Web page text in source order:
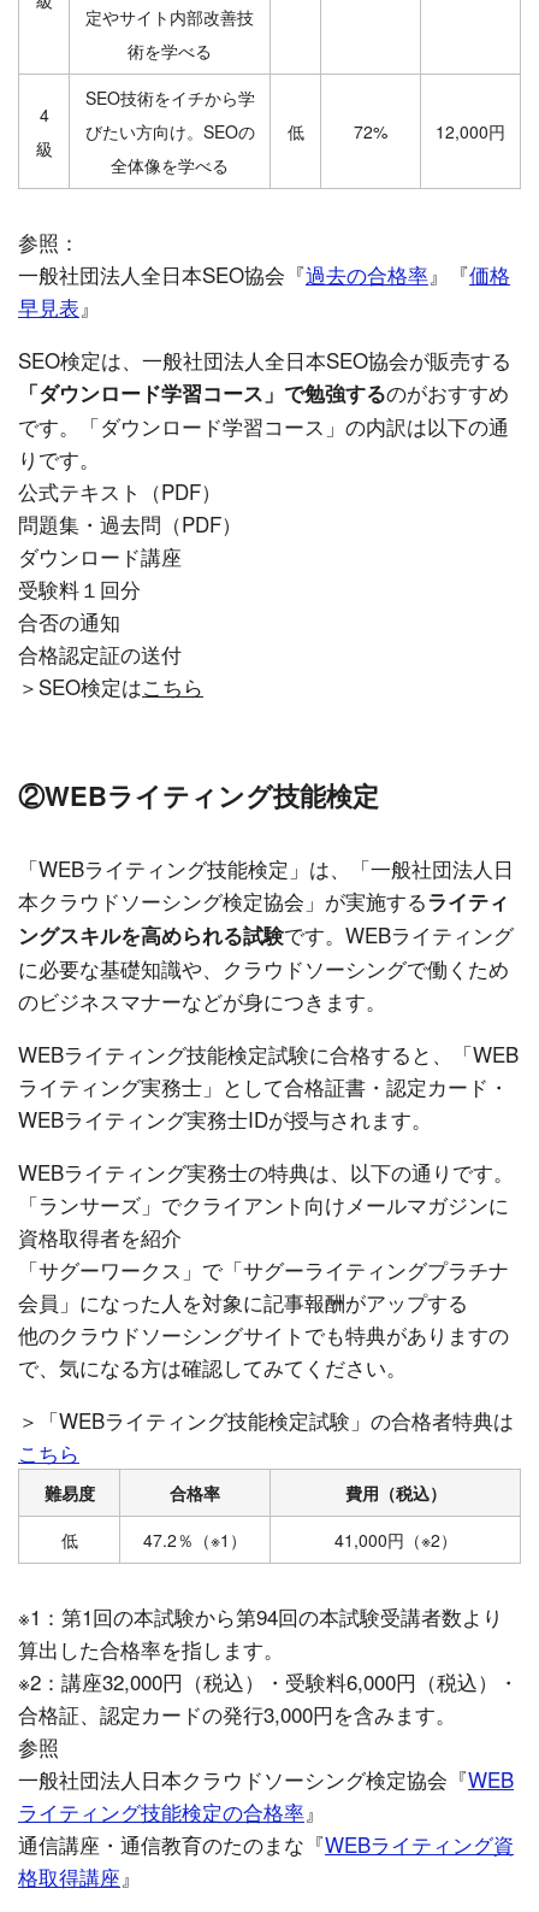
定やサイト内部改善技
術を学べる
4
級
SEO技術をイチから学
びたい方向け。SEOの
全体像を学べる
低 72% 12,000円
参照：
一般社団法人全日本SEO協会『過去の合格率』『価格
早見表 』
SEO検定は、一般社団法人全日本SEO協会が販売する
「ダウンロード学習コース」で勉強するのがおすすめ
です。「ダウンロード学習コース」の内訳は以下の通
りです。
公式テキスト（PDF）
問題集・過去問（PDF）
ダウンロード講座
受験料１回分
合否の通知
合格認定証の送付
＞SEO検定はこちら
②WEBライティング技能検定
「WEBライティング技能検定」は、「一般社団法人日
本クラウドソーシング検定協会」が実施するライティ
ングスキルを高められる試験です。WEBライティング
に必要な基礎知識や、クラウドソーシングで働くため
のビジネスマナーなどが身につきます。
WEBライティング技能検定試験に合格すると、「WEB
ライティング実務士」として合格証書・認定カード・
WEBライティング実務士IDが授与されます。
WEBライティング実務士の特典は、以下の通りです。
「ランサーズ」でクライアント向けメールマガジンに
資格取得者を紹介
「サグーワークス」で「サグーライティングプラチナ
会員」になった人を対象に記事報酬がアップする
他のクラウドソーシングサイトでも特典がありますの
で、気になる方は確認してみてください。
＞「WEBライティング技能検定試験」の合格者特典は
こちら
難易度 合格率
費用（税込）
低
47.2％（※1） 41,000円（※2）
※1：第1回の本試験から第94回の本試験受講者数より
算出した合格率を指します。
※2：講座32,000円（税込）・受験料6,000円（税込）・
合格証、認定カードの発行3,000円を含みます。
参照
一般社団法人日本クラウドソーシング検定協会『WEB
ライティング技能検定の合格率』
通信講座・通信教育のたのまな『WEBライティング資
格取得講座 』